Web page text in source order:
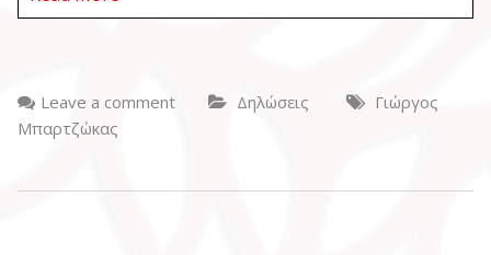
Leave a comment Δηλώσεις
Γιώργος
Μπαρτζώκας